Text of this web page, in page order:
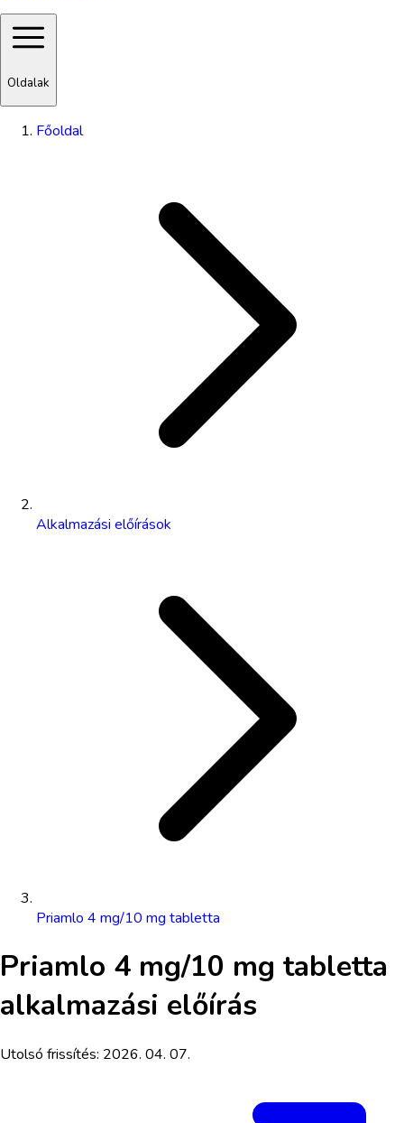
Oldalak
Főoldal
Alkalmazási előírások
Priamlo 4 mg/10 mg tabletta
Priamlo 4 mg/10 mg tabletta
alkalmazási előírás
Utolsó frissítés: 2026. 04. 07.